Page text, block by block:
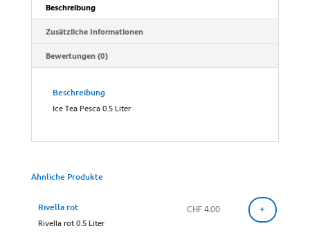
Beschreibung
Zusätzliche Informationen
Bewertungen (0)
Beschreibung
Ice Tea Pesca 0.5 Liter
Ähnliche Produkte
Rivella rot CHF4.00 +
Rivella rot 0.5 Liter